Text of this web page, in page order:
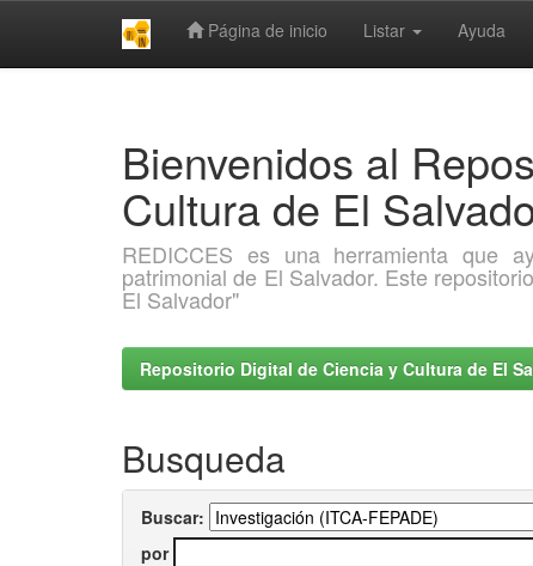
Página de inicio Listar Ayuda
Bienvenidos al
Cultura de El
REDICCES es una herramienta que
patrimonial de El Salvador. Este
El Salvador"
Repositorio Digital de Ciencia y Cultura de El
Busqueda
Buscar:
por